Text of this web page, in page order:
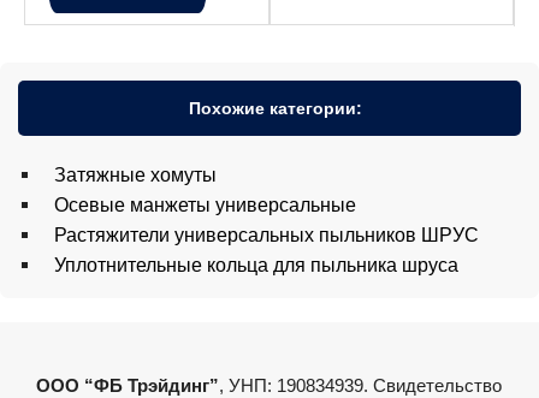
Похожие категории:
Затяжные хомуты
Осевые манжеты универсальные
Растяжители универсальных пыльников ШРУС
Уплотнительные кольца для пыльника шруса
ООО “ФБ Трэйдинг”, УНП: 190834939. Свидетельство